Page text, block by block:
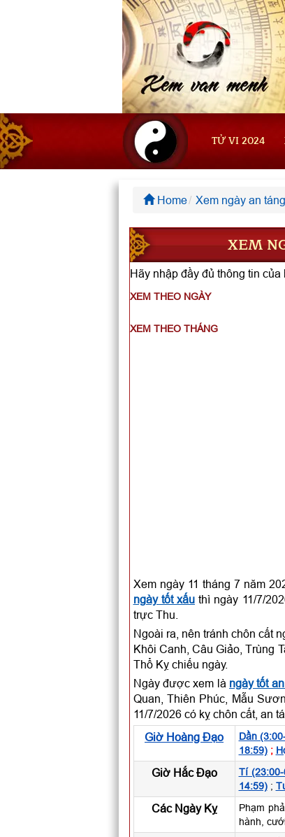
TỬ VI 2024
Home Xem ngày an táng
XEM
Hãy nhập đầy đủ thông tin
XEM THEO NGÀY
XEM THEO THÁNG
Xem ngày 11 tháng 7 năm
ngày tốt xấuthì ngày 11/7/
trực Thu.
Ngoài ra, nên tránh chôn cất
Khôi Canh, Câu Giảo, Trùng
Thổ Kỵ chiếu ngày.
Ngày được xem là ngày tốt
Quan, Thiên Phúc, Mẫu
11/7/2026 có kỵ chôn cất, an
Giờ Hoàng Đạo
Dần
18:59);
Giờ Hắc Đạo Tí
14:59);
Các Ngày Kỵ Phạm
hành,